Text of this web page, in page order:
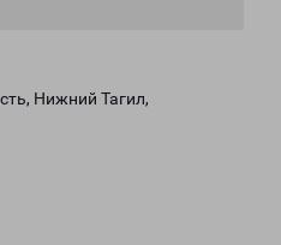
Нижний Тагил,